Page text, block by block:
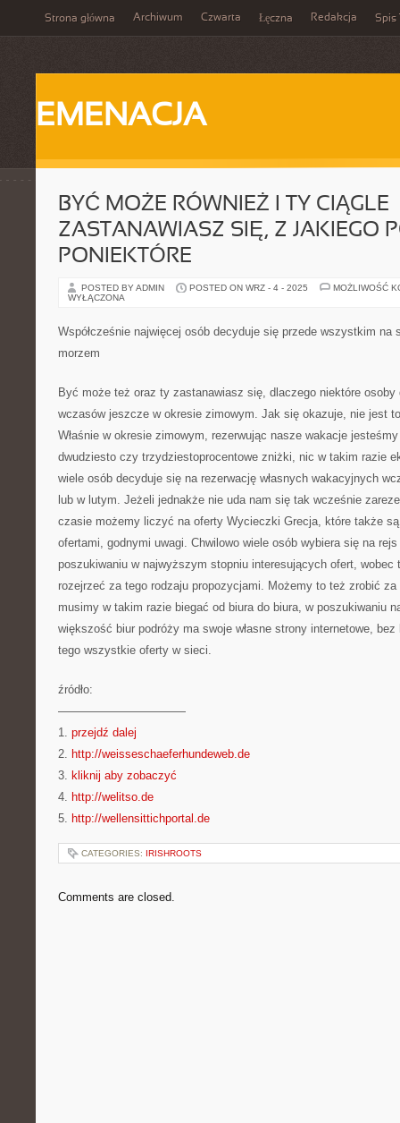
Strona główna Archiwum Czwarta Łęczna Redakcja Spis
EMENACJA
BYĆ MOŻE RÓWNIEŻ I TY CIĄGLE
ZASTANAWIASZ SIĘ, Z JAKIEGO
PONIEKTÓRE
POSTED BY ADMIN POSTED ON WRZ - 4 - 2025
MOŻLIWOŚĆ
WYŁĄCZONA
Współcześnie najwięcej osób decyduje się przede wszystkim na
morzem
Być może też oraz ty zastanawiasz się, dlaczego niektóre osoby
wczasów jeszcze w okresie zimowym. Jak się okazuje, nie jest
Właśnie w okresie zimowym, rezerwując nasze wakacje
dwudziesto czy trzydziestoprocentowe zniżki, nic w takim razie
wiele osób decyduje się na rezerwację własnych wakacyjnych
lub w lutym. Jeżeli jednakże nie uda nam się tak wcześnie
czasie możemy liczyć na oferty Wycieczki Grecja, które także
ofertami, godnymi uwagi. Chwilowo wiele osób wybiera się na
poszukiwaniu w najwyższym stopniu interesujących ofert, wobec
rozejrzeć za tego rodzaju propozycjami. Możemy to też zrobić
musimy w takim razie biegać od biura do biura, w poszukiwaniu
większość biur podróży ma swoje własne strony internetowe, bez
tego wszystkie oferty w sieci.
źródło:
———————————
1. przejdź dalej
2. http://weisseschaeferhundeweb.de
3. kliknij aby zobaczyć
4. http://welitso.de
5. http://wellensittichportal.de
CATEGORIES: IRISHROOTS
Comments are closed.